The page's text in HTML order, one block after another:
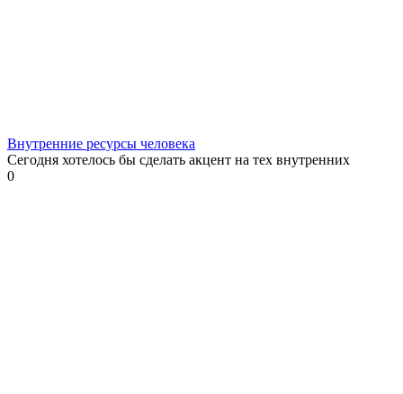
Внутренние ресурсы человека
Сегодня хотелось бы сделать акцент на тех внутренних
0